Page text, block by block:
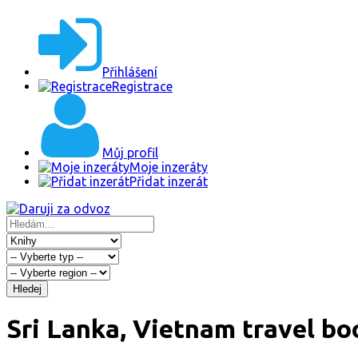
Přihlášení
Registrace
Můj profil
Moje inzeráty
Přidat inzerát
Hledej
Sri Lanka, Vietnam travel